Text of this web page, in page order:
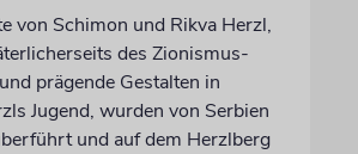
von Schimon und Rikva Herzl,
des Zionismus-
prägende Gestalten in
Jugend, wurden von Serbien
und auf dem Herzlberg